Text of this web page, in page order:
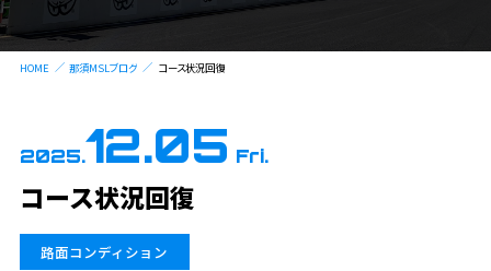
HOME 那須MSLブログ コース状況回復
2025.12.05 Fri.
コース状況回復
路面コンディション